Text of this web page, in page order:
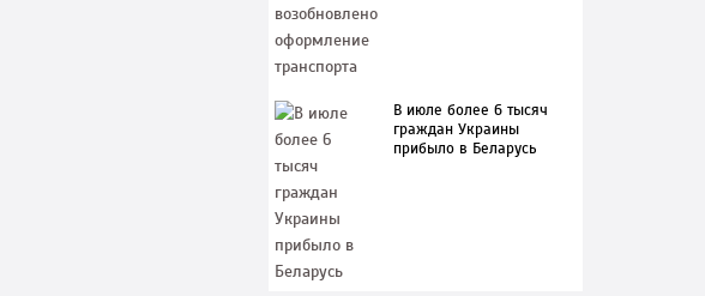
В июле более 6 тысяч
граждан Украины
прибыло в Беларусь